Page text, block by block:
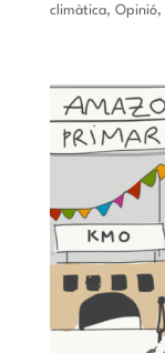
climàtica, Opinió,